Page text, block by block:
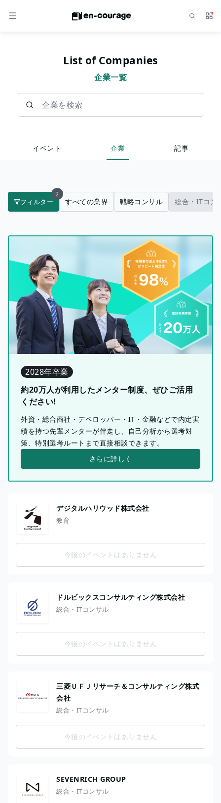
メニュー サ
List of Companies
企業一覧
イベント 企業 記事
フィルター
2
すべての業界 戦略コンサル 総合・ITコン
2028年卒業
約20万人が利用したメンター制度、ぜひご活用
ください!
外資・総合商社・デベロッパー・IT・金融などで内定実
績を持つ先輩メンターが伴走し、自己分析から選考対
策、特別選考ルートまで直接相談できます。
さらに詳しく
デジタルハリウッド株式会社
教育
今後のイベントはありません
ドルビックスコンサルティング株式会社
総合・ITコンサル
今後のイベントはありません
三菱ＵＦＪリサーチ＆コンサルティング株式
会社
総合・ITコンサル
今後のイベントはありません
SEVENRICH GROUP
総合・ITコンサル